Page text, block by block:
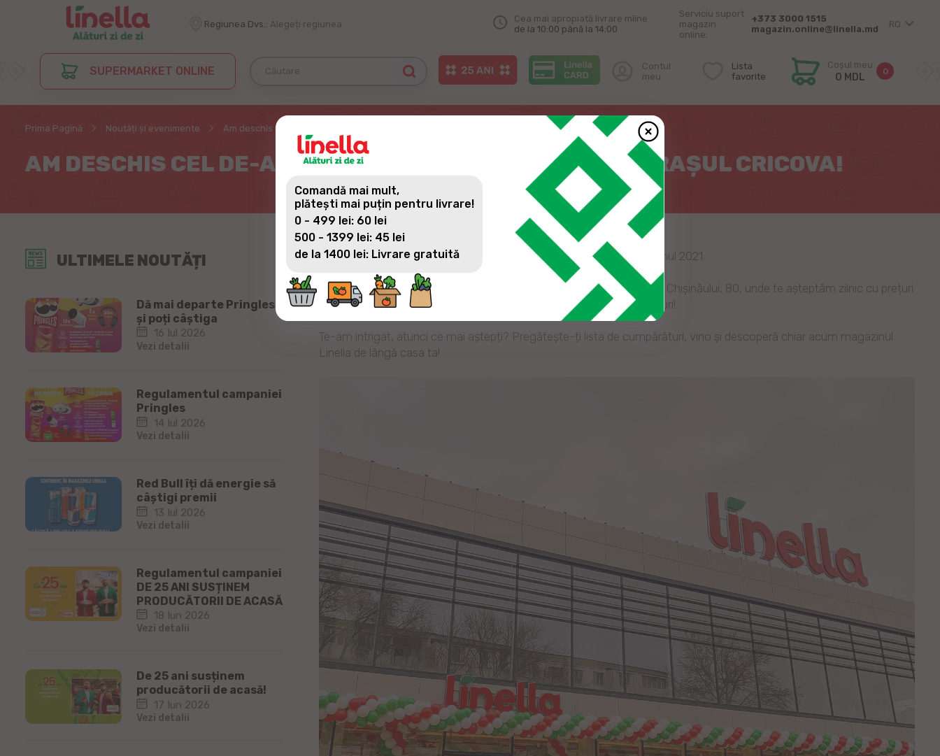
Regiunea Dvs.: Alegeți regiunea
Cea mai apropiată livrare mîine
de la 10:00 până la 14:00
Serviciu suport
magazin
online:
+373 3000 1515
magazin.online@linella.md
RO
SUPERMARKET ONLINE
Contul
meu
Lista
favorite
Coșul meu
0 MDL 0
Prima Pagină Noutăți și evenimente Am deschis cel de-al doilea magazin Linella din orașul Cricova!
AM DESCHIS CEL DE-AL DOILEA MAGAZIN LINELLA DIN ORAȘUL CRICOVA!
ULTIMELE NOUTĂȚI
Dă mai departe Pringles
și poți câștiga
16 Iul 2026
Vezi detalii
Regulamentul campaniei
Pringles
14 Iul 2026
Vezi detalii
Red Bull îți dă energie să
câștigi premii
13 Iul 2026
Vezi detalii
Regulamentul campaniei
DE 25 ANI SUSȚINEM
PRODUCĂTORII DE ACASĂ
18 Iun 2026
Vezi detalii
De 25 ani susținem
producătorii de acasă!
17 Iun 2026
Vezi detalii
Linella continuă planul de extindere cu noi magazine deschise și în anul 2021.
Dăm startul cu cel de-al 2-lea magazin din orașul Cricova, pe strada Chișinăului, 80, unde te așteptăm zilnic cu prețuri
speciale, sortiment variat și cea mai plăcută experiență la cumpărături!
Te-am intrigat, atunci ce mai aștepți? Pregătește-ți lista de cumpărături, vino și descoperă chiar acum magazinul
Linella de lângă casa ta!
Comandă mai mult,
plătești mai puțin pentru livrare!
0 - 499 lei: 60 lei
500 - 1399 lei: 45 lei
de la 1400 lei: Livrare gratuită